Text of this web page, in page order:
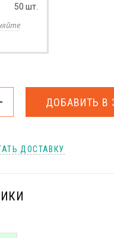
50 шт.
ДОБАВИТЬ В
ДОСТАВКУ